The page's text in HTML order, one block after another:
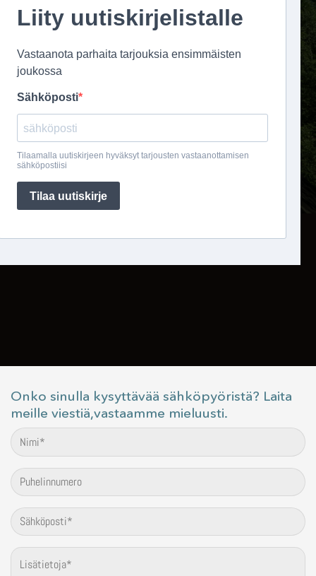
Onko sinulla kysyttävää sähköpyöristä? Laita
meille viestiä,vastaamme mieluusti.